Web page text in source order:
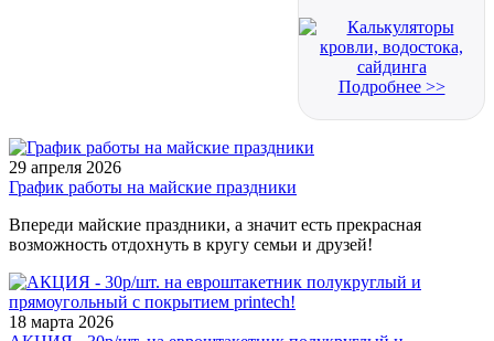
Подробнее >>
29 апреля 2026
График работы на майские праздники
Впереди майские праздники, а значит есть прекрасная
возможность отдохнуть в кругу семьи и друзей!
18 марта 2026